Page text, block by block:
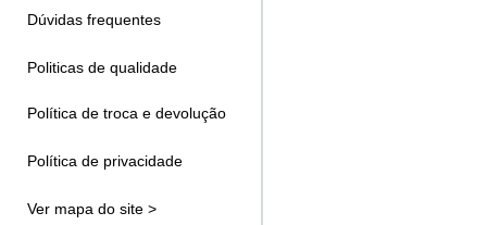
Dúvidas frequentes
Politicas de qualidade
Política de troca e devolução
Política de privacidade
Ver mapa do site >